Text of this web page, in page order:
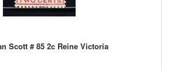
Scott # 85 2c Reine Victoria